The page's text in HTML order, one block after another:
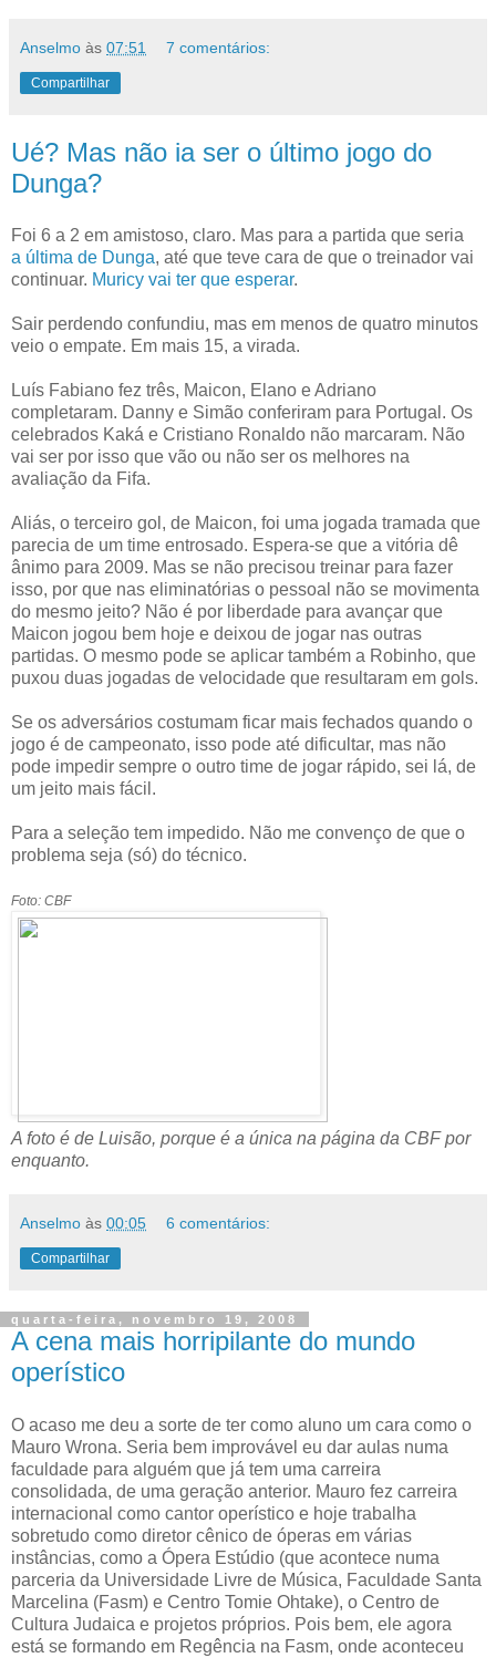
Anselmo às 07:51 7 comentários:
Compartilhar
Ué? Mas não ia ser o último jogo do
Dunga?
Foi 6 a 2 em amistoso, claro. Mas para a partida que seria
a última de Dunga, até que teve cara de que o treinador vai
continuar. Muricy vai ter que esperar.
Sair perdendo confundiu, mas em menos de quatro minutos
veio o empate. Em mais 15, a virada.
Luís Fabiano fez três, Maicon, Elano e Adriano
completaram. Danny e Simão conferiram para Portugal. Os
celebrados Kaká e Cristiano Ronaldo não marcaram. Não
vai ser por isso que vão ou não ser os melhores na
avaliação da Fifa.
Aliás, o terceiro gol, de Maicon, foi uma jogada tramada que
parecia de um time entrosado. Espera-se que a vitória dê
ânimo para 2009. Mas se não precisou treinar para fazer
isso, por que nas eliminatórias o pessoal não se movimenta
do mesmo jeito? Não é por liberdade para avançar que
Maicon jogou bem hoje e deixou de jogar nas outras
partidas. O mesmo pode se aplicar também a Robinho, que
puxou duas jogadas de velocidade que resultaram em gols.
Se os adversários costumam ficar mais fechados quando o
jogo é de campeonato, isso pode até dificultar, mas não
pode impedir sempre o outro time de jogar rápido, sei lá, de
um jeito mais fácil.
Para a seleção tem impedido. Não me convenço de que o
problema seja (só) do técnico.
Foto: CBF
A foto é de Luisão, porque é a única na página da CBF por
enquanto.
Anselmo às 00:05 6 comentários:
Compartilhar
quarta-feira, novembro 19, 2008
A cena mais horripilante do mundo
operístico
O acaso me deu a sorte de ter como aluno um cara como o
Mauro Wrona. Seria bem improvável eu dar aulas numa
faculdade para alguém que já tem uma carreira
consolidada, de uma geração anterior. Mauro fez carreira
internacional como cantor operístico e hoje trabalha
sobretudo como diretor cênico de óperas em várias
instâncias, como a Ópera Estúdio (que acontece numa
parceria da Universidade Livre de Música, Faculdade Santa
Marcelina (Fasm) e Centro Tomie Ohtake), o Centro de
Cultura Judaica e projetos próprios. Pois bem, ele agora
está se formando em Regência na Fasm, onde aconteceu